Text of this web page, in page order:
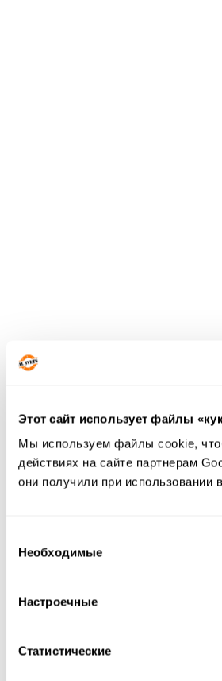
Этот сайт использует файлы
Мы используем файлы cookie,
действиях на сайте партнерам
они получили при использовании
согласия
Необходимые
Настроечные
Статистические